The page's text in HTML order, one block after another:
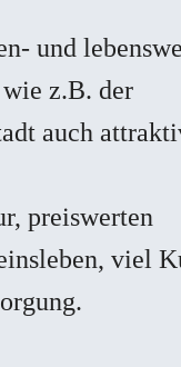
und
z.B. der
auch
preiswerten
viel